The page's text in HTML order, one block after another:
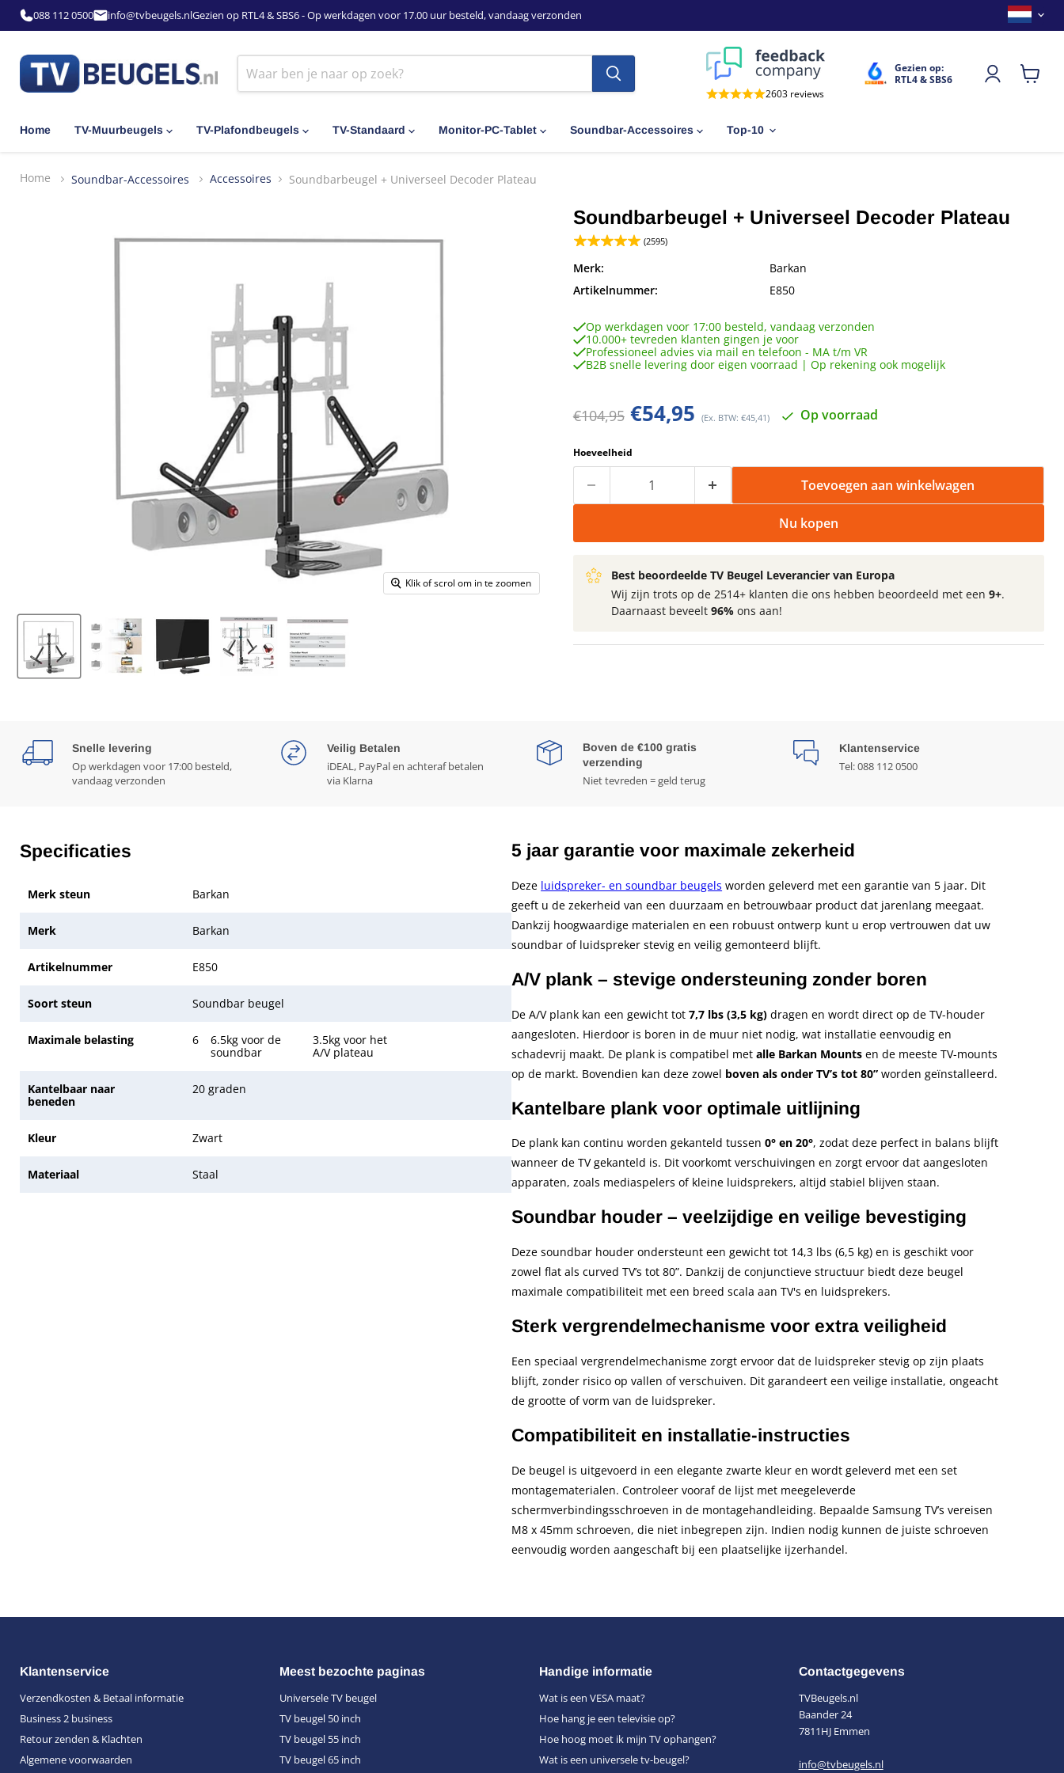
088 112 0500 info@tvbeugels.nlGezien op RTL4 & SBS6 - Op werkdagen voor 17.00 uur besteld, vandaag verzonden Land
2603 reviews
Gezien op:
RTL4 & SBS6
Home TV-Muurbeugels TV-Plafondbeugels TV-Standaard Monitor-PC-Tablet Soundbar-Accessoires Top-10
Home Soundbar-Accessoires Accessoires Soundbarbeugel + Universeel Decoder Plateau
Klik of scrol om in te zoomen
Soundbarbeugel + Universeel Decoder Plateau
(2595)
Merk:
Barkan
Artikelnummer:
E850
Op werkdagen voor 17:00 besteld, vandaag verzonden
10.000+ tevreden klanten gingen je voor
Professioneel advies via mail en telefoon - MA t/m VR
B2B snelle levering door eigen voorraad | Op rekening ook mogelijk
Oorspronkelijke prijs
€104,95 Huidige prijs
€54,95 (Ex. BTW: €45,41) Op voorraad
Hoeveelheid
Toevoegen aan winkelwagen
Nu kopen
Best beoordeelde TV Beugel Leverancier van Europa
Wij zijn trots op de 2514+ klanten die ons hebben beoordeeld met een 9+.
Daarnaast beveelt 96%ons aan!
Snelle levering
Op werkdagen voor 17:00 besteld,
vandaag verzonden
Veilig Betalen
iDEAL, PayPal en achteraf betalen
via Klarna
Boven de €100 gratis
verzending
Niet tevreden = geld terug
Klantenservice
Tel: 088 112 0500
Specificaties
Merk steun Barkan
Merk Barkan
Artikelnummer E850
Soort steun Soundbar beugel
Maximale belasting 6
6.5kg voor de
soundbar
3.5kg voor het
A/V plateau
Kantelbaar naar
beneden
20 graden
Kleur Zwart
Materiaal Staal
5 jaar garantie voor maximale zekerheid
Deze luidspreker- en soundbar beugels worden geleverd met een garantie van 5 jaar. Dit
geeft u de zekerheid van een duurzaam en betrouwbaar product dat jarenlang meegaat.
Dankzij hoogwaardige materialen en een robuust ontwerp kunt u erop vertrouwen dat uw
soundbar of luidspreker stevig en veilig gemonteerd blijft.
A/V plank – stevige ondersteuning zonder boren
De A/V plank kan een gewicht tot7,7 lbs (3,5 kg) dragen en wordt direct op de TV-houder
aangesloten. Hierdoor is boren in de muur niet nodig, wat installatie eenvoudig en
schadevrij maakt. De plank is compatibel metalle Barkan Mounts en de meeste TV-mounts
op de markt. Bovendien kan deze zowel boven als onder TV’s tot 80” worden geïnstalleerd.
Kantelbare plank voor optimale uitlijning
De plank kan continu worden gekanteld tussen0° en 20°, zodat deze perfect in balans blijft
wanneer de TV gekanteld is. Dit voorkomt verschuivingen en zorgt ervoor dat aangesloten
apparaten, zoals mediaspelers of kleine luidsprekers, altijd stabiel blijven staan.
Soundbar houder – veelzijdige en veilige bevestiging
Deze soundbar houder ondersteunt een gewicht tot 14,3 lbs (6,5 kg) en is geschikt voor
zowel flat als curved TV’s tot 80”. Dankzij de conjunctieve structuur biedt deze beugel
maximale compatibiliteit met een breed scala aan TV's en luidsprekers.
Sterk vergrendelmechanisme voor extra veiligheid
Een speciaal vergrendelmechanisme zorgt ervoor dat de luidspreker stevig op zijn plaats
blijft, zonder risico op vallen of verschuiven. Dit garandeert een veilige installatie, ongeacht
de grootte of vorm van de luidspreker.
Compatibiliteit en installatie-instructies
De beugel is uitgevoerd in een elegante zwarte kleur en wordt geleverd met een set
montagematerialen. Controleer vooraf de lijst met meegeleverde
schermverbindingsschroeven in de montagehandleiding. Bepaalde Samsung TV’s vereisen
M8 x 45mm schroeven, die niet inbegrepen zijn. Indien nodig kunnen de juiste schroeven
eenvoudig worden aangeschaft bij een plaatselijke ijzerhandel.
Klantenservice
Verzendkosten & Betaal informatie
Business 2 business
Retour zenden & Klachten
Algemene voorwaarden
Meest bezochte paginas
Universele TV beugel
TV beugel 50 inch
TV beugel 55 inch
TV beugel 65 inch
Handige informatie
Wat is een VESA maat?
Hoe hang je een televisie op?
Hoe hoog moet ik mijn TV ophangen?
Wat is een universele tv-beugel?
Contactgegevens
TVBeugels.nl
Baander 24
7811HJ Emmen
info@tvbeugels.nl